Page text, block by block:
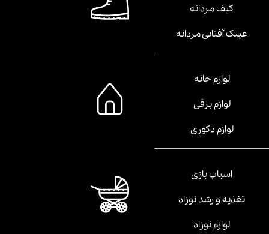
کیف مردانه
عینک آفتابی مردانه
لوازم خانه
لوازم برقی
لوازم دکوری
اسباب بازی
تغذیه و رشد نوزاد
لوازم نوزاد